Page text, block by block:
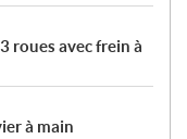
roues avec frein à
à main